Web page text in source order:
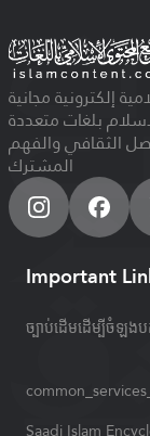
مجانية
بلغات متعددة
الثقافي والفهم
المشترك
Important
ច្បាប់ដើមដើម្បីចំឡងប
Saadi Islam